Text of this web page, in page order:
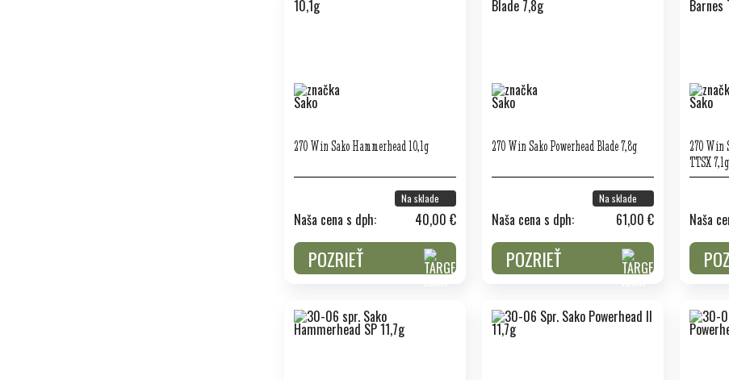
270 Win Sako Hammerhead 10,1g
Na sklade
Naša cena s dph: 40,00 €
POZRIEŤ
270 Win Sako Powerhead Blade 7,8g
Na sklade
Naša cena s dph: 61,00 €
POZRIEŤ
270 Win
TTSX 7,1g
Naša